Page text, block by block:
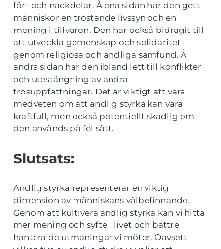
för- och nackdelar. Å ena sidan har den gett
människor en tröstande livssyn och en
mening i tillvaron. Den har också bidragit till
att utveckla gemenskap och solidaritet
genom religiösa och andliga samfund. Å
andra sidan har den ibland lett till konflikter
och utestängning av andra
trosuppfattningar. Det är viktigt att vara
medveten om att andlig styrka kan vara
kraftfull, men också potentiellt skadlig om
den används på fel sätt.
Slutsats:
Andlig styrka representerar en viktig
dimension av människans välbefinnande.
Genom att kultivera andlig styrka kan vi hitta
mer mening och syfte i livet och bättre
hantera de utmaningar vi möter. Oavsett